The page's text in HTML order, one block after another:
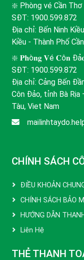
❇️ Phòng vé Cần Thơ
SĐT: 1900.599.872
Địa chỉ: Bến Ninh
Kiều - Thành Phố
❇️ 𝐏𝐡ò𝐧𝐠 𝐕é 𝐂ô𝐧
SĐT: 1900.599.872
Địa chỉ: Cảng Bến
Côn Đảo, tỉnh Bà Rịa
Tàu, Viet Nam
CHÍNH SÁCH
ĐIỀU KHOẢN
CHÍNH SÁCH BẢO
HƯỚNG DẪN
Liên Hệ
THẺ THANH